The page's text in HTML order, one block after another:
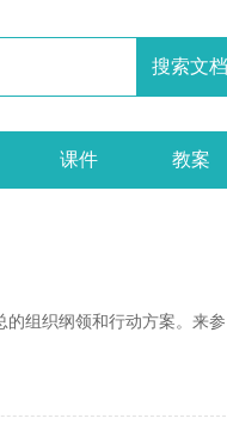
课件 教案
的组织纲领和行动方案。来参